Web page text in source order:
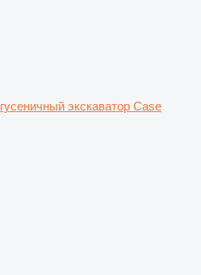
гусеничный экскаватор Case